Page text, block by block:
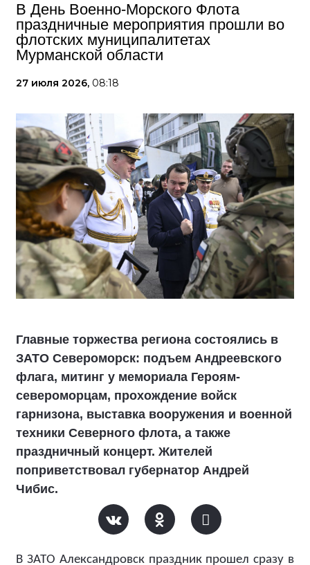
В День Военно-Морского Флота
праздничные мероприятия прошли во
флотских муниципалитетах
Мурманской области
27 июля 2026, 08:18
Главные торжества региона состоялись в
ЗАТО Североморск: подъем Андреевского
флага, митинг у мемориала Героям-
североморцам, прохождение войск
гарнизона, выставка вооружения и военной
техники Северного флота, а также
праздничный концерт. Жителей
поприветствовал губернатор Андрей
Чибис.
В ЗАТО Александровск праздник прошел сразу в